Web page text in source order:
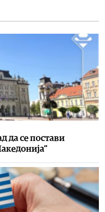
да се постави